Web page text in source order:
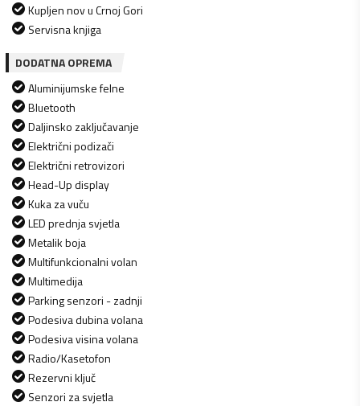
Kupljen nov u Crnoj Gori
Servisna knjiga
DODATNA OPREMA
Aluminijumske felne
Bluetooth
Daljinsko zaključavanje
Električni podizači
Električni retrovizori
Head-Up display
Kuka za vuču
LED prednja svjetla
Metalik boja
Multifunkcionalni volan
Multimedija
Parking senzori - zadnji
Podesiva dubina volana
Podesiva visina volana
Radio/Kasetofon
Rezervni ključ
Senzori za svjetla